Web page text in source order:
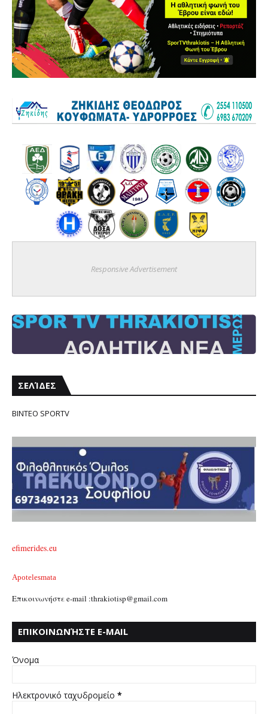
Responsive Advertisement
ΣΕΛΊΔΕΣ
ΒΙΝΤΕΟ SPORTV
efimerides.eu
Apotelesmata
Επικοινωνήστε e-mail :thrakiotisp@gmail.com
ΕΠΙΚΟΙΝΩΝΉΣΤΕ E-MAIL
Όνομα
Ηλεκτρονικό ταχυδρομείο *